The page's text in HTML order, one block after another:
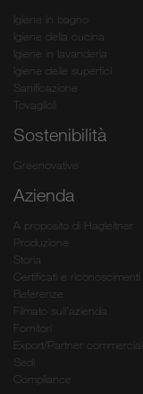
Igiene in bagno
Igiene della cucina
Igiene in lavanderia
Igiene delle superfici
Sanificazione
Tovaglioli
Sostenibilità
Greenovative
Azienda
A proposito di Hagleitner
Produzione
Storia
Certificati e riconoscimenti
Referenze
Filmato sull’azienda
Fornitori
Export/Partner commerciale
Sedi
Compliance